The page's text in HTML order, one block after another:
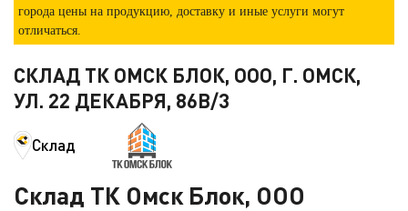
города цены на продукцию, доставку и иные услуги могут
отличаться.
СКЛАД ТК ОМСК БЛОК, ООО, Г. ОМСК,
УЛ. 22 ДЕКАБРЯ, 86В/3
Склад
Склад ТК Омск Блок, ООО